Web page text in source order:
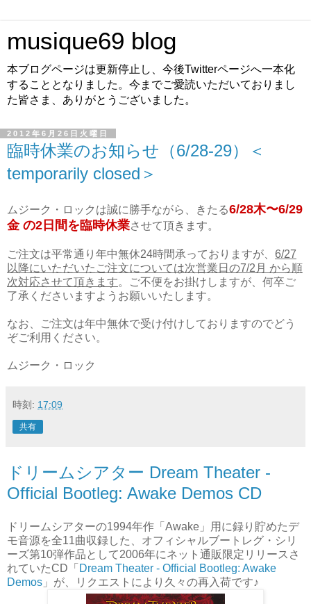
musique69 blog
本ブログページは更新停止し、今後Twitterページへ一本化
することとなりました。今までご愛読いただいておりまし
た皆さま、ありがとうございました。
2012年6月26日火曜日
臨時休業のお知らせ（6/28-29）＜
temporarily closed＞
ムジーク・ロックは誠に勝手ながら、きたる6/28木〜6/29
金 の2日間を臨時休業させて頂きます。
ご注文は平常通り年中無休24時間承っておりますが、 6/27
以降にいただいたご注文については次営業日の7/2月 から順
次対応させて頂きます。ご不便をお掛けしますが、何卒ご
了承くださいますようお願いいたします。
なお、ご注文は年中無休で受け付けしておりますのでどう
ぞご利用ください。
ムジーク・ロック
時刻: 17:09
共有
ドリームシアター Dream Theater -
Official Bootleg: Awake Demos CD
ドリームシアターの1994年作「Awake」用に録り貯めたデ
モ音源を全11曲収録した、オフィシャルブートレグ・シリ
ーズ第10弾作品として2006年にネット通販限定リリースさ
れていたCD「 Dream Theater - Official Bootleg: Awake
Demos 」が、リクエストにより久々の再入荷です♪